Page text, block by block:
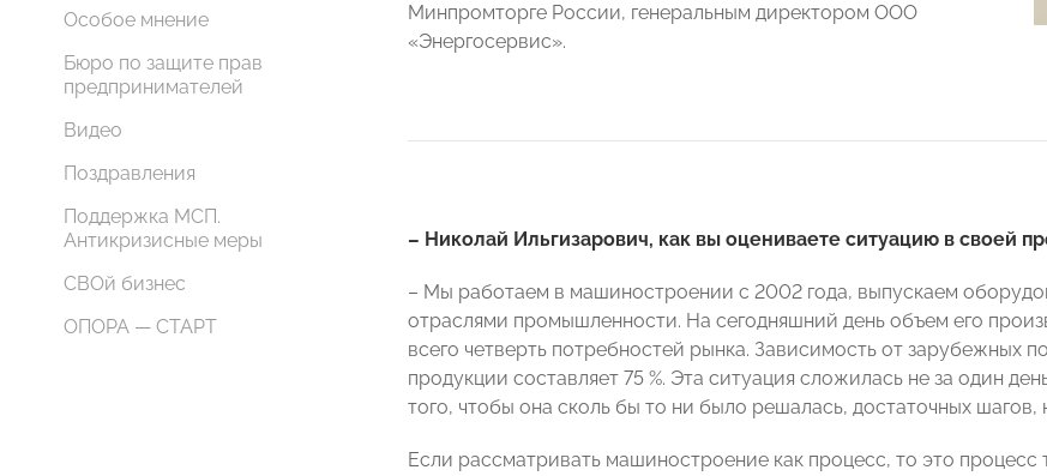
Особое мнение
Бюро по защите прав
предпринимателей
Видео
Поздравления
Поддержка МСП.
Антикризисные меры
СВОй бизнес
ОПОРА — СТАРТ
Минпромторге России, генеральным директором ООО
«Энергосервис».
– Николай Ильгизарович, как вы оцениваете ситуацию в своей
– Мы работаем в машиностроении с 2002 года, выпускаем
отраслями промышленности. На сегодняшний день объем его
всего четверть потребностей рынка. Зависимость от зарубежных
продукции составляет 75 %. Эта ситуация сложилась не за один
того, чтобы она сколь бы то ни было решалась, достаточных шагов,
Если рассматривать машиностроение как процесс, то это